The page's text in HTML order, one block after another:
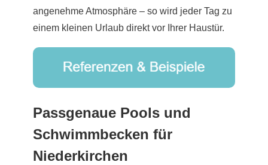
angenehme Atmosphäre – so wird jeder Tag zu
einem kleinen Urlaub direkt vor Ihrer Haustür.
Passgenaue Pools und
Schwimmbecken für
Niederkirchen